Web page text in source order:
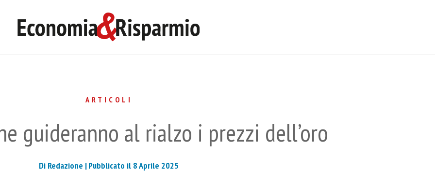
ARTICOLI
guideranno al rialzo i prezzi dell’oro
Di Redazione |Pubblicato il 8 Aprile 2025